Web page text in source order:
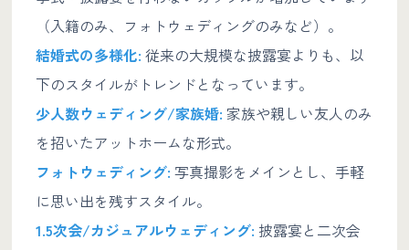
（入籍のみ、フォトウェディングのみなど）。
結婚式の多様化: 従来の大規模な披露宴よりも、以
下のスタイルがトレンドとなっています。
少人数ウェディング/家族婚: 家族や親しい友人のみ
を招いたアットホームな形式。
フォトウェディング: 写真撮影をメインとし、手軽
に思い出を残すスタイル。
1.5次会/カジュアルウェディング: 披露宴と二次会